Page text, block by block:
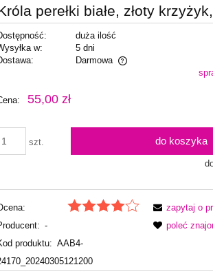
perełki białe, złoty
duża ilość
w:
5 dni
Darmowa
ewentualnych kosztów
55,00 zł
szt. do koszyka
-
produktu: AAB4-
zapytaj o
poleć